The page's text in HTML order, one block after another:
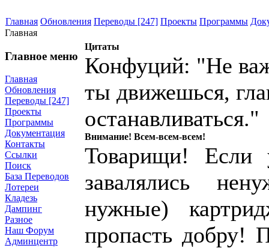
Главная Обновления Переводы [247] Проекты Программы
Главная
Главное меню
Главная
Обновления
Переводы [247]
Проекты
Программы
Документация
Контакты
Ссылки
Поиск
База Переводов
Лотереи
Кладезь
Дампинг
Разное
Наш Форум
Админцентр
Цитаты
Конфуций: "Не
ты движешься,
останавливаться."
Внимание! Всем-всем-всем!
Товарищи! Если
завалялись
нужные)
пропасть добру!